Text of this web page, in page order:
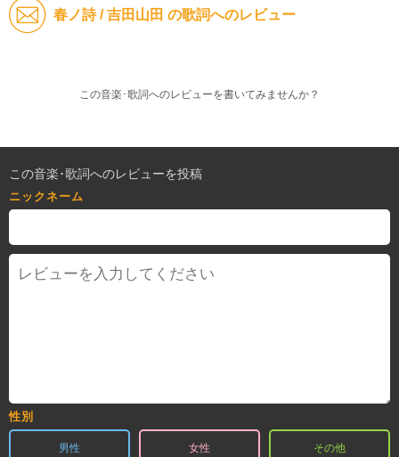
春ノ詩 / 吉田山田 の歌詞へのレビュー
この音楽･歌詞へのレビューを書いてみませんか？
この音楽･歌詞へのレビューを投稿
ニックネーム
性別
男性 女性 その他